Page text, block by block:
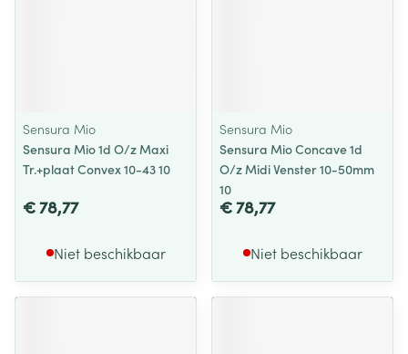
Sensura Mio
Sensura Mio 1d O/z Maxi
Tr.+plaat Convex 10-43 10
€ 78,77
Niet beschikbaar
Sensura Mio
Sensura Mio Concave 1d
O/z Midi Venster 10-50mm
10
€ 78,77
Niet beschikbaar